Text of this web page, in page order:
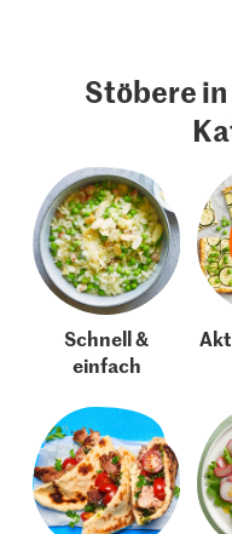
Stöbere
Schnell &
einfach